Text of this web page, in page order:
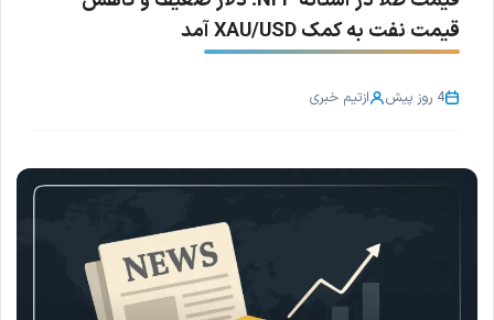
قیمت نفت به کمک XAU/USD آمد
4 روز پیش ازتیم خبری